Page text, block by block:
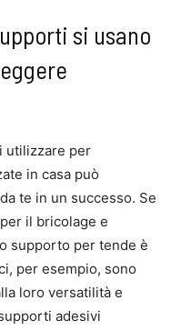
si usano
utilizzare per
in casa può
te in un successo. Se
il bricolage e
supporto per tende è
per esempio, sono
loro versatilità e
adesivi